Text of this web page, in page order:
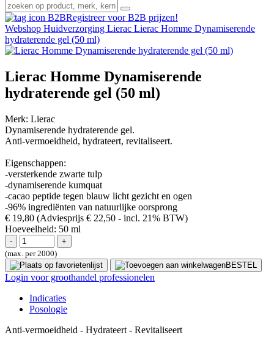
Registreer voor B2B prijzen!
Webshop Huidverzorging Lierac Lierac Homme Dynamiserende
hydraterende gel (50 ml)
Lierac Homme Dynamiserende
hydraterende gel (50 ml)
Merk: Lierac
Dynamiserende hydraterende gel.
Anti-vermoeidheid, hydrateert, revitaliseert.
Eigenschappen:
-versterkende zwarte tulp
-dynamiserende kumquat
-cacao peptide tegen blauw licht gezicht en ogen
-96% ingrediënten van natuurlijke oorsprong
€ 19,80 (Adviesprijs € 22,50 - incl. 21% BTW)
Hoeveelheid: 50 ml
(max. per 2000)
BESTEL
Login voor groothandel professionelen
Indicaties
Posologie
Anti-vermoeidheid - Hydrateert - Revitaliseert